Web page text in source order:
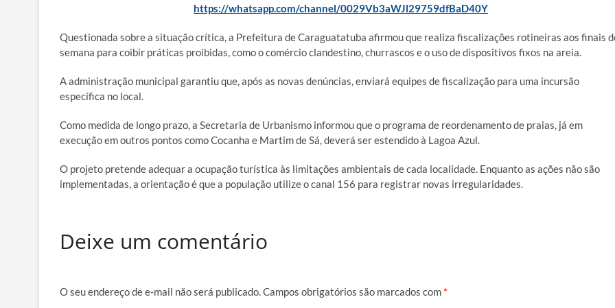
https://whatsapp.com/channel/0029Vb3aWJl29759dfBaD40Y
Questionada sobre a situação crítica, a Prefeitura de Caraguatatuba afirmou que realiza fiscalizações rotineiras aos finais
semana para coibir práticas proibidas, como o comércio clandestino, churrascos e o uso de dispositivos fixos na areia.
A administração municipal garantiu que, após as novas denúncias, enviará equipes de fiscalização para uma incursão
específica no local.
Como medida de longo prazo, a Secretaria de Urbanismo informou que o programa de reordenamento de praias, já em
execução em outros pontos como Cocanha e Martim de Sá, deverá ser estendido à Lagoa Azul.
O projeto pretende adequar a ocupação turística às limitações ambientais de cada localidade. Enquanto as ações não são
implementadas, a orientação é que a população utilize o canal 156 para registrar novas irregularidades.
Deixe um comentário
O seu endereço de e-mail não será publicado.Campos obrigatórios são marcados com *